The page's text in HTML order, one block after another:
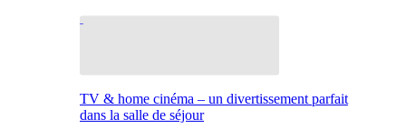
TV & home cinéma – un divertissement parfait
dans la salle de séjour